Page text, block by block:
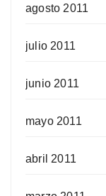
agosto 2011
julio 2011
junio 2011
mayo 2011
abril 2011